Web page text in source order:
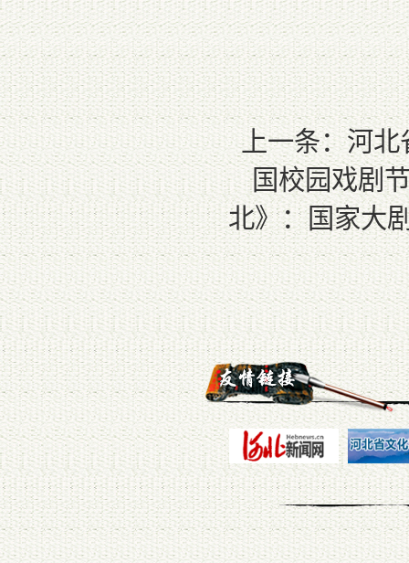
上一条：河北
国校园戏剧
北》：国家大